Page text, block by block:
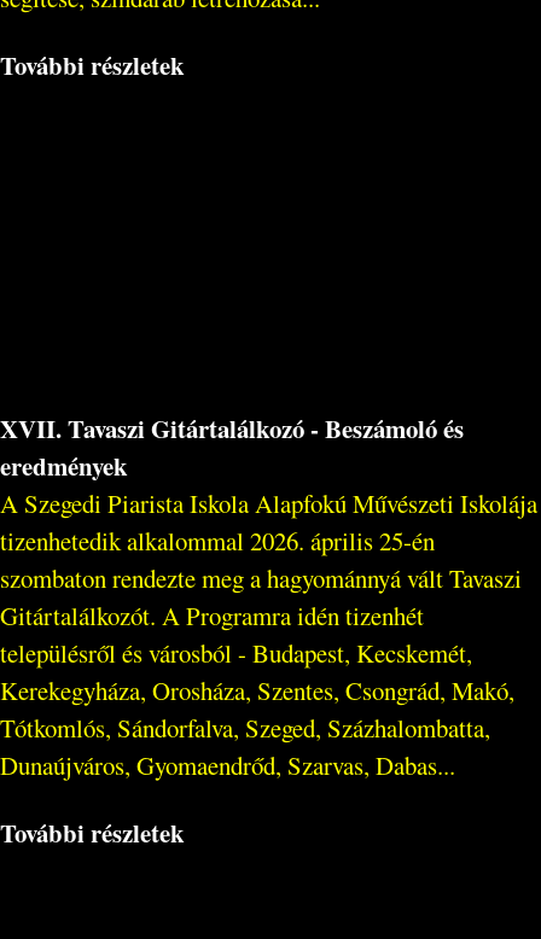
További részletek
XVII. Tavaszi Gitártalálkozó - Beszámoló és
eredmények
A Szegedi Piarista Iskola Alapfokú Művészeti Iskolája
tizenhetedik alkalommal 2026. április 25-én
szombaton rendezte meg a hagyománnyá vált Tavaszi
Gitártalálkozót. A Programra idén tizenhét
településről és városból - Budapest, Kecskemét,
Kerekegyháza, Orosháza, Szentes, Csongrád, Makó,
Tótkomlós, Sándorfalva, Szeged, Százhalombatta,
Dunaújváros, Gyomaendrőd, Szarvas, Dabas...
További részletek